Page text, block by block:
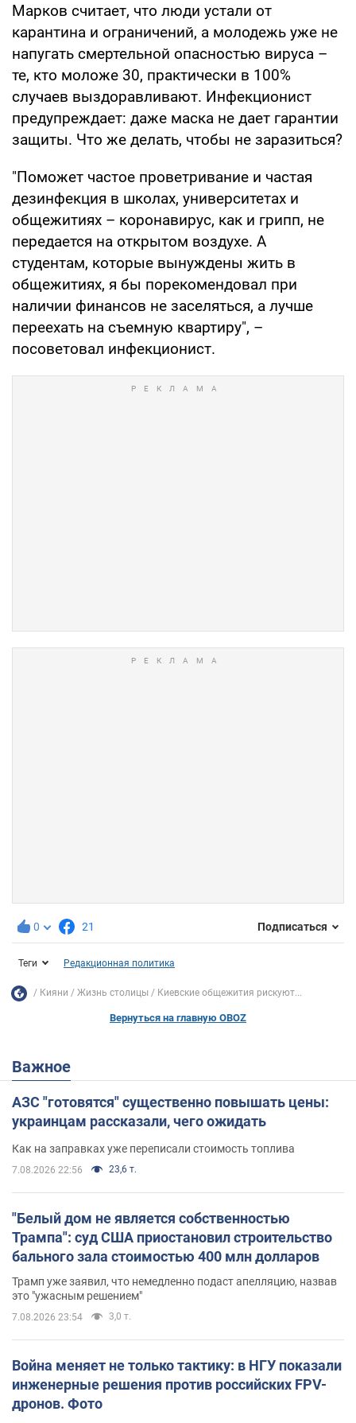
Марков считает, что люди устали от
карантина и ограничений, а молодежь уже не
напугать смертельной опасностью вируса –
те, кто моложе 30, практически в 100%
случаев выздоравливают. Инфекционист
предупреждает: даже маска не дает гарантии
защиты. Что же делать, чтобы не заразиться?
"Поможет частое проветривание и частая
дезинфекция в школах, университетах и
общежитиях – коронавирус, как и грипп, не
передается на открытом воздухе. А
студентам, которые вынуждены жить в
общежитиях, я бы порекомендовал при
наличии финансов не заселяться, а лучше
переехать на съемную квартиру", –
посоветовал инфекционист.
0 21 Подписаться
Теги Редакционная политика
Кияни Жизнь столицы Киевские общежития рискуют...
Вернуться на главную OBOZ
Важное
АЗС "готовятся" существенно повышать цены:
украинцам рассказали, чего ожидать
Как на заправках уже переписали стоимость топлива
7.08.2026 22:56 23,6 т.
"Белый дом не является собственностью
Трампа": суд США приостановил строительство
бального зала стоимостью 400 млн долларов
Трамп уже заявил, что немедленно подаст апелляцию, назвав
это "ужасным решением"
7.08.2026 23:54 3,0 т.
Война меняет не только тактику: в НГУ показали
инженерные решения против российских FPV-
дронов. Фото